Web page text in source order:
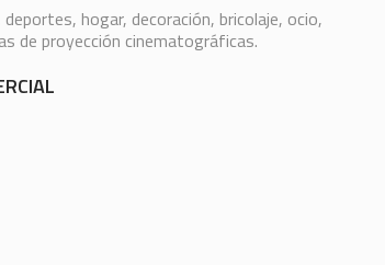
hogar, decoración, bricolaje, ocio,
de proyección cinematográficas.